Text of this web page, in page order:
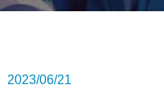
06/21